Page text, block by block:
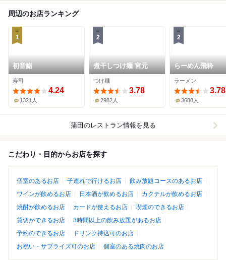
周辺のお店ランキング
1
初音鮨
寿司
4.24
1321人
2
煮干しつけ麺 宮元
つけ麺
3.78
2982人
2
らーめん飛粋
ラーメン
3.78
3688人
蒲田 のレストラン情報を見る
こだわり・目的からお店を探す
個室のあるお店 子連れで行けるお店
飲み放題コースのあるお店
ワインが飲めるお店
日本酒が飲めるお店
カクテルが飲めるお店
焼酎が飲めるお店
カードが使えるお店
喫煙のできるお店
貸切ができるお店
3時間以上の飲み放題があるお店
予約のできるお店
ドリンク持込可のお店
お祝い・サプライズ可のお店
個室のある焼肉のお店